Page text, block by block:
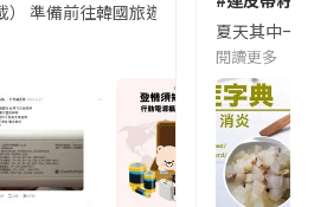
） 準備前往韓國旅遊的民眾，近期要
夏天其中一
閱讀更多